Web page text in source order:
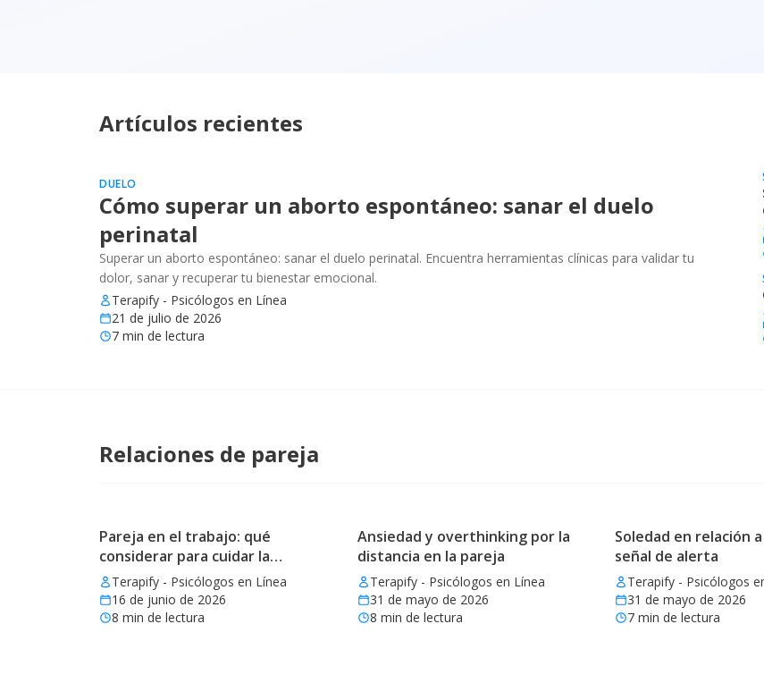
Artículos recientes
DUELO
Cómo superar un aborto espontáneo: sanar el duelo
perinatal
Superar un aborto espontáneo: sanar el duelo perinatal. Encuentra herramientas clínicas para validar tu
dolor, sanar y recuperar tu bienestar emocional.
Terapify - Psicólogos en Línea
21 de julio de 2026
7 min de lectura
Relaciones de pareja
Pareja en el trabajo: qué
considerar para cuidar la
relación
Terapify - Psicólogos en Línea
16 de junio de 2026
8 min de lectura
Ansiedad y overthinking por la
distancia en la pareja
Terapify - Psicólogos en Línea
31 de mayo de 2026
8 min de lectura
Soledad en relación
señal de alerta
Terapify - Psicólogos
31 de mayo de 2026
7 min de lectura